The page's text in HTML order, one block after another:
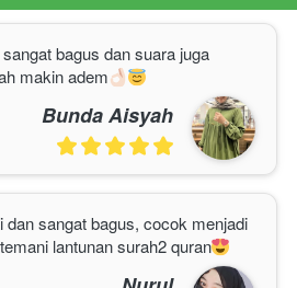
bagus dan suara juga
makin adem
Bunda Aisyah
dan sangat bagus, cocok menjadi
lantunan surah2 quran